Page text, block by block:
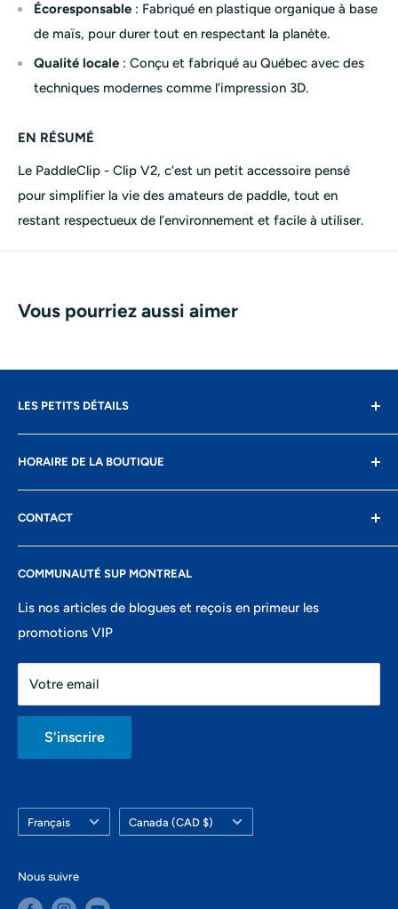
Écoresponsable : Fabriqué en plastique organique à base
de maïs, pour durer tout en respectant la planète.
Qualité locale : Conçu et fabriqué au Québec avec des
techniques modernes comme l’impression 3D.
EN RÉSUMÉ
Le PaddleClip - Clip V2, c’est un petit accessoire pensé
pour simplifier la vie des amateurs de paddle, tout en
restant respectueux de l’environnement et facile à utiliser.
Vous pourriez aussi aimer
LES PETITS DÉTAILS
Contact
Livraison
Retours
Conditions d'utilisation
Confidentialité
Recherche
Portail ambassadeurs
HORAIRE DE LA BOUTIQUE
Mercredi: 10h-17h
Jeudi: 10h-18h
Vendredi: 10h-18h
Samedi: 10h-16h
Dimanche: fermé
CONTACT
COMMUNAUTÉ SUP MONTREAL
Lis nos articles de blogues et reçois en primeur les
promotions VIP
Votre email
S'inscrire
Langue
Français Pays/région
Canada (CAD $)
Nous suivre